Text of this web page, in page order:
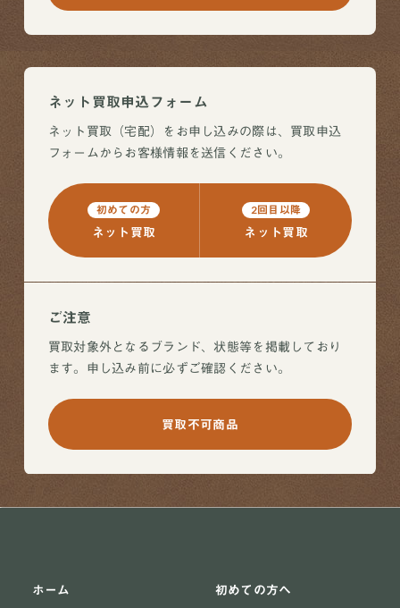
ネット買取申込フォーム
ネット買取（宅配）をお申し込みの際は、買取申込
フォームからお客様情報を送信ください。
初めての方
ネット買取
2回目以降
ネット買取
ご注意
買取対象外となるブランド、状態等を掲載しており
ます。申し込み前に必ずご確認ください。
買取不可商品
ホーム
初めての方へ